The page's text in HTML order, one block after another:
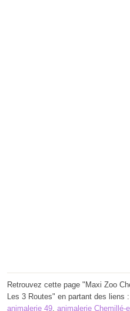
Retrouvez cette page "Maxi Zoo
Les 3 Routes" en partant des liens :
animalerie 49, animalerie Chemillé-